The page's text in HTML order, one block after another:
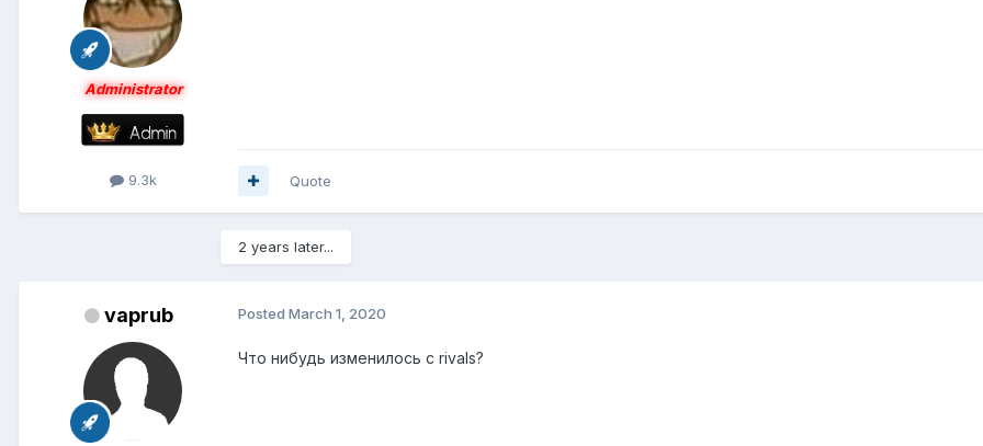
Administrator
9.3k Quote
2 years later...
vaprub Posted March 1, 2020
Что нибудь изменилось с rivals?